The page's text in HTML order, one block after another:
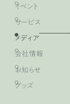
イベント
サービス
メディア
会社情報
お知らせ
グッズ